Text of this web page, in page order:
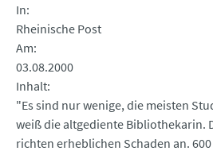
In
Rheinische Post
Am
03.08.2000
Inhalt
"Es sind nur wenige, die meisten
weiß die altgediente Bibliothekarin.
richten erheblichen Schaden an.